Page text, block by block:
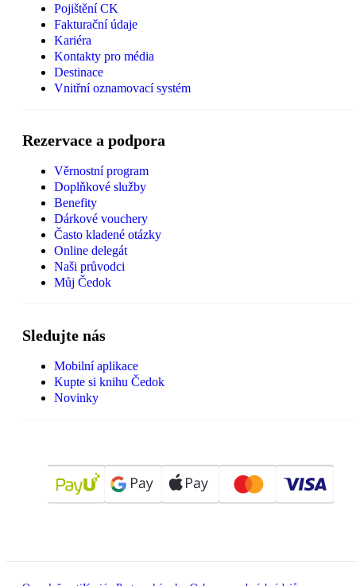
Pojištění CK
Fakturační údaje
Kariéra
Kontakty pro média
Destinace
Vnitřní oznamovací systém
Rezervace a podpora
Věrnostní program
Doplňkové služby
Benefity
Dárkové vouchery
Často kladené otázky
Online delegát
Naši průvodci
Můj Čedok
Sledujte nás
Mobilní aplikace
Kupte si knihu Čedok
Novinky